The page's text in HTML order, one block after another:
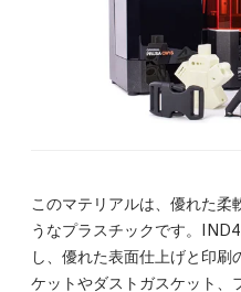
このマテリアルは、優れた柔
うなプラスチックです。
し、優れた表面仕上げと印
ケットやダストガスケット、